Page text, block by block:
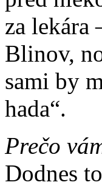
za lekára
Blinov,
sami by
hada“.
Prečo
Dodnes